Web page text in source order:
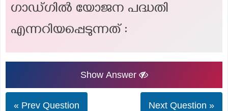
ഗാഡ്ഗിൽ യോജന പദ്ധതി
എന്നറിയപ്പെടുന്നത് :
Show Answer
« Prev Question Next Question »